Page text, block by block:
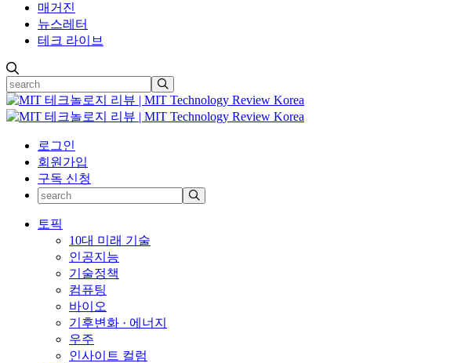
매거진
뉴스레터
테크 라이브
로그인
회원가입
구독 신청
토픽
10대 미래 기술
인공지능
기술정책
컴퓨팅
바이오
기후변화 · 에너지
우주
인사이트 컬럼